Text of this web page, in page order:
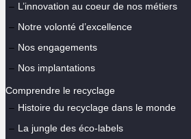
L’innovation au coeur de nos métiers
Notre volonté d’excellence
Nos engagements
Nos implantations
Comprendre le recyclage
Histoire du recyclage dans le monde
La jungle des éco-labels